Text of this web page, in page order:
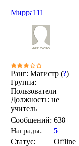
Мирра111
Ранг: Магистр (?)
Группа:
Пользователи
Должность: не
учитель
Сообщений: 638
Награды:
5
Статус:
Offline